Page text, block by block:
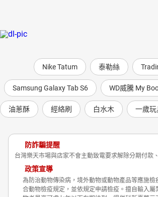
Nike Tatum 泰勒絲
Samsung Galaxy Tab S6 WD威騰 My
油蔥酥 經絡刷 白水木 一歲玩
防詐騙提醒
台灣樂天市場與店家不會主動致電要求解除分期付款
政策宣導
為防治動物傳染病，境外動物或動物產品等應施檢
合動物檢疫規定，並依規定申請檢疫。擅自輸入屬